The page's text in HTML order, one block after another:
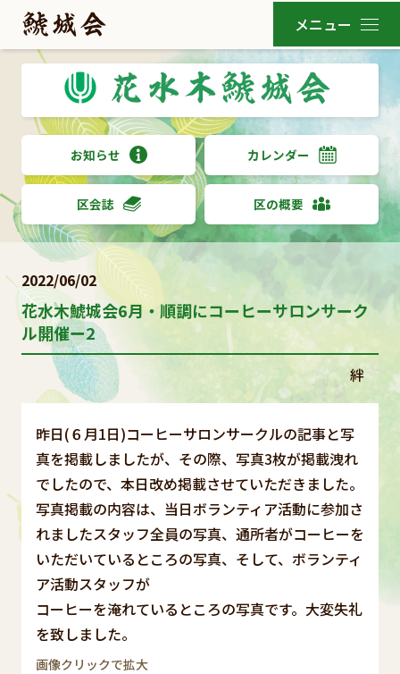
お知らせ カレンダー
区会誌 区の概要
2022/06/02
花水木鯱城会6月・順調にコーヒーサロンサーク
ル開催ー2
絆
昨日(６月1日)コーヒーサロンサークルの記事と写
真を掲載しましたが、その際、写真3枚が掲載洩れ
でしたので、本日改め掲載させていただきました。
写真掲載の内容は、当日ボランティア活動に参加さ
れましたスタッフ全員の写真、通所者がコーヒーを
いただいているところの写真、そして、ボランティ
ア活動スタッフが
コーヒーを淹れているところの写真です。大変失礼
を致しました。
画像クリックで拡大